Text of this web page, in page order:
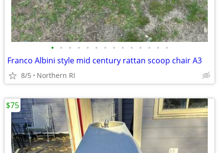
• • • • • • • • • • • • • •
Franco Albini style mid century rattan scoop chair A3
8/5 Northern RI
$75